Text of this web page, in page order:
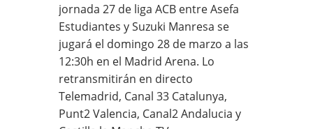
jornada 27 de liga ACB entre Asefa
Estudiantes y Suzuki Manresa se
jugará el domingo 28 de marzo a las
12:30h en el Madrid Arena. Lo
retransmitirán en directo
Telemadrid, Canal 33 Catalunya,
Punt2 Valencia, Canal2 Andalucia y